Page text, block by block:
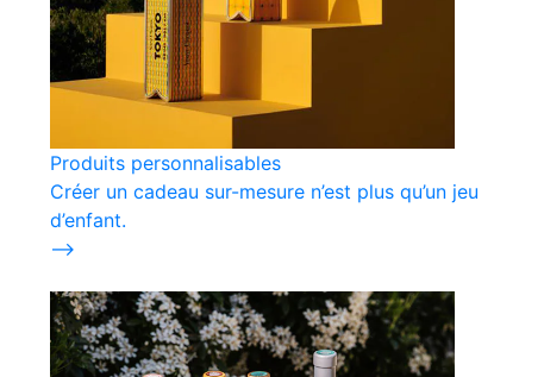
Produits personnalisables
Créer un cadeau sur-mesure n’est plus qu’un jeu
d’enfant.
⟶